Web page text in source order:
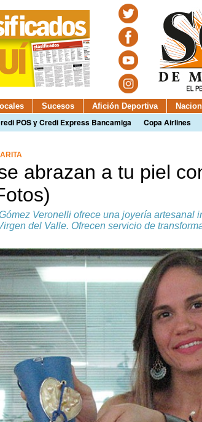
Sucesos Afición Deportiva
POS y Credi Express Bancamiga Copa Airlines
abrazan a tu piel
Veronelli ofrece una joyería artesanal
del Valle. Ofrecen servicio de